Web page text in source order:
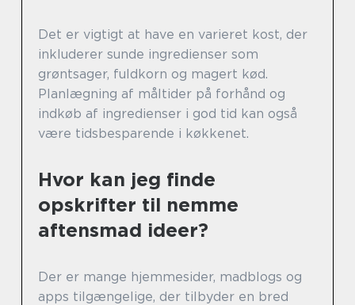
Det er vigtigt at have en varieret kost, der
inkluderer sunde ingredienser som
grøntsager, fuldkorn og magert kød.
Planlægning af måltider på forhånd og
indkøb af ingredienser i god tid kan også
være tidsbesparende i køkkenet.
Hvor kan jeg finde
opskrifter til nemme
aftensmad ideer?
Der er mange hjemmesider, madblogs og
apps tilgængelige, der tilbyder en bred